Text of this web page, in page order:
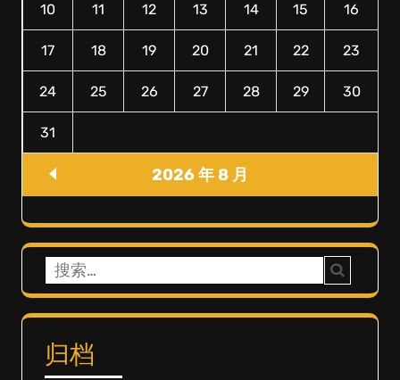
2026 年 8 月
10 11 12 13 14 15 16
17 18 19 20 21 22 23
24 25 26 27 28 29 30
31
搜
索：
归档